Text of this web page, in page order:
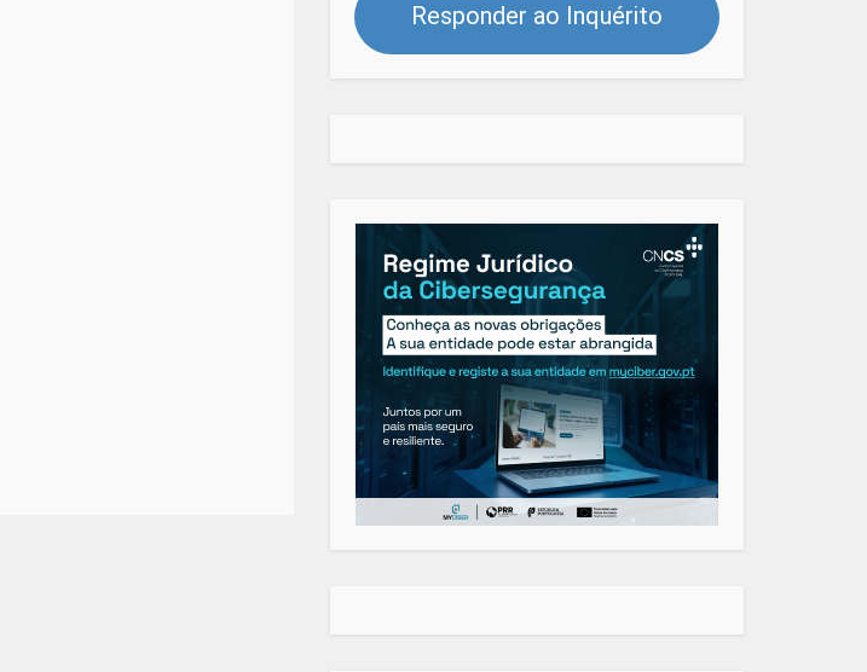
Responder ao Inquérito